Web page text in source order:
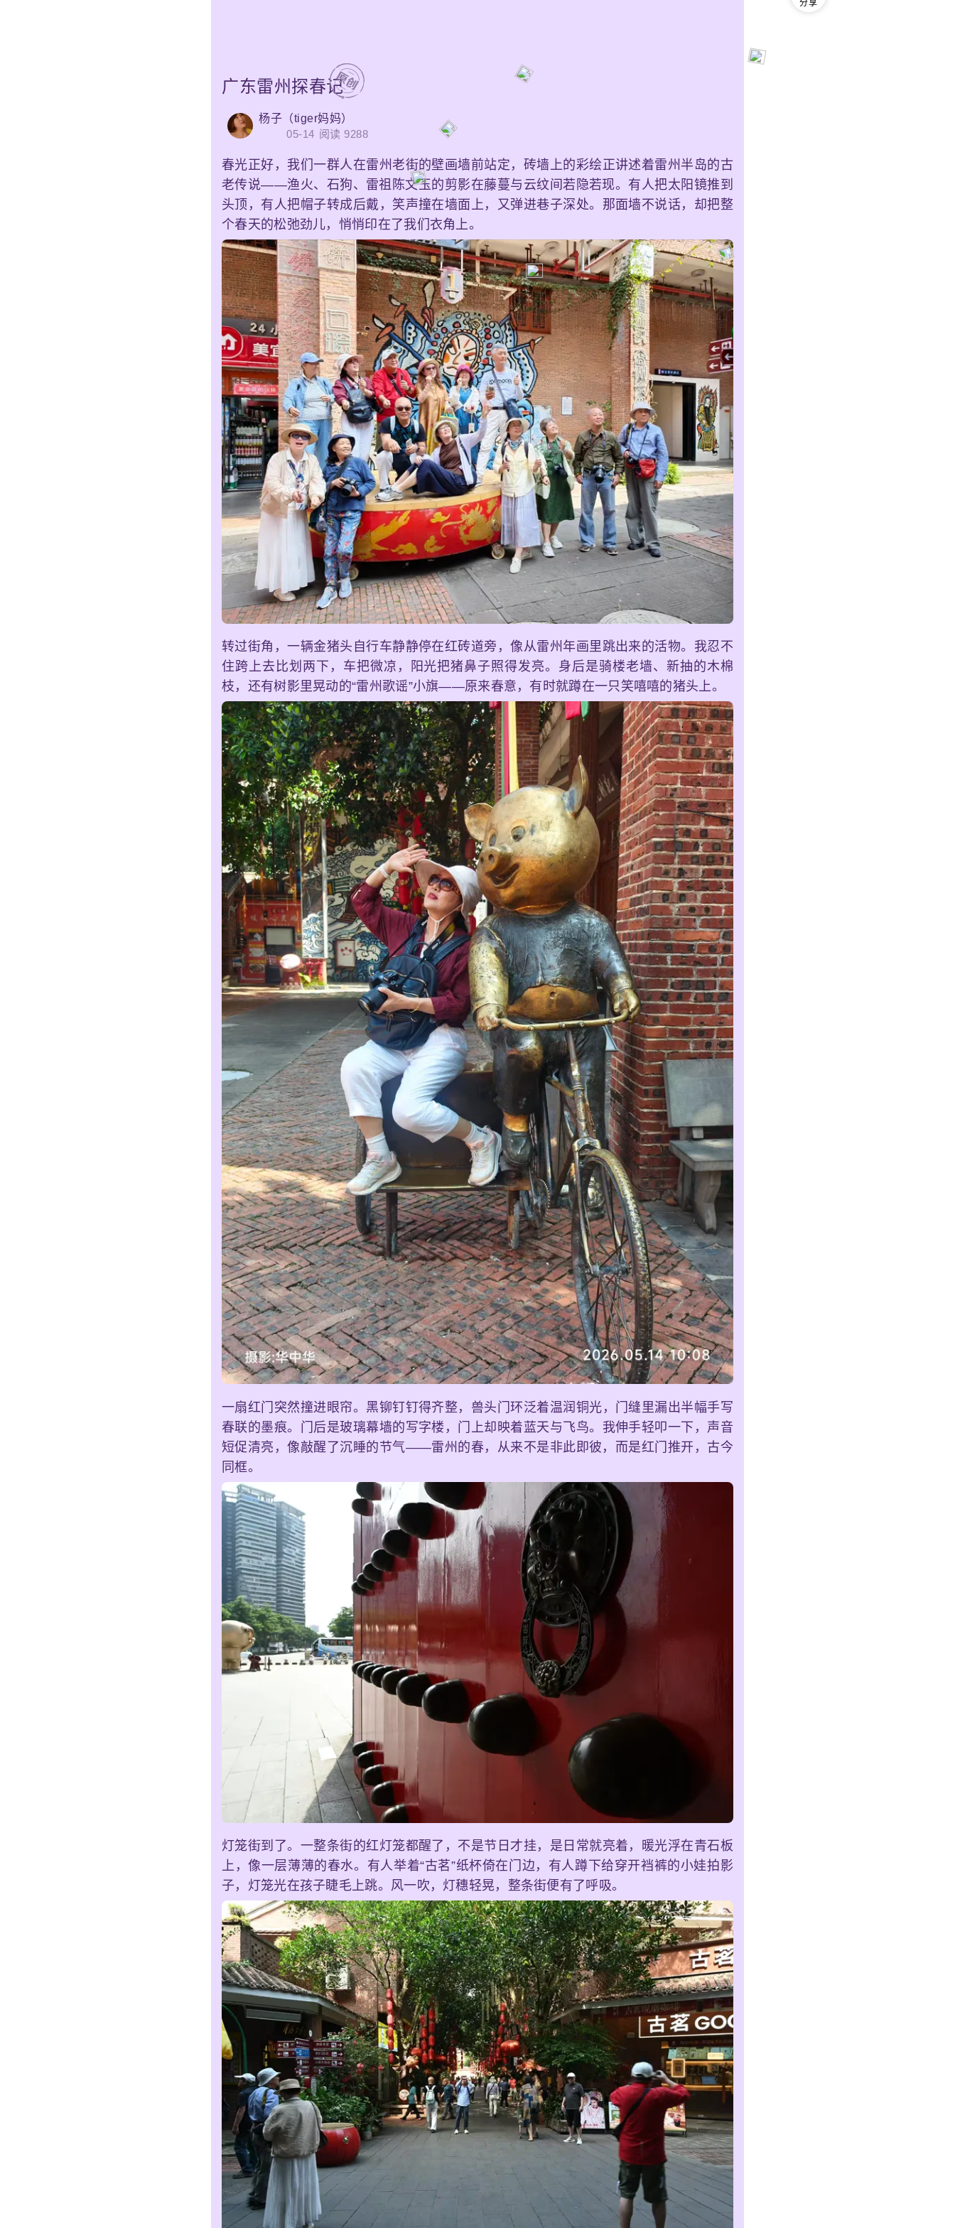
广东雷州探春记
杨子（tiger妈妈）
05-14 阅读 9288
春光正好，我们一群人在雷州老街的壁画墙前站定，砖墙上的彩绘正讲述着雷州半岛的古
老传说——渔火、石狗、雷祖陈文玉的剪影在藤蔓与云纹间若隐若现。有人把太阳镜推到
头顶，有人把帽子转成后戴，笑声撞在墙面上，又弹进巷子深处。那面墙不说话，却把整
个春天的松弛劲儿，悄悄印在了我们衣角上。
转过街角，一辆金猪头自行车静静停在红砖道旁，像从雷州年画里跳出来的活物。我忍不
住跨上去比划两下，车把微凉，阳光把猪鼻子照得发亮。身后是骑楼老墙、新抽的木棉
枝，还有树影里晃动的“雷州歌谣”小旗——原来春意，有时就蹲在一只笑嘻嘻的猪头上。
一扇红门突然撞进眼帘。黑铆钉钉得齐整，兽头门环泛着温润铜光，门缝里漏出半幅手写
春联的墨痕。门后是玻璃幕墙的写字楼，门上却映着蓝天与飞鸟。我伸手轻叩一下，声音
短促清亮，像敲醒了沉睡的节气——雷州的春，从来不是非此即彼，而是红门推开，古今
同框。
灯笼街到了。一整条街的红灯笼都醒了，不是节日才挂，是日常就亮着，暖光浮在青石板
上，像一层薄薄的春水。有人举着“古茗”纸杯倚在门边，有人蹲下给穿开裆裤的小娃拍影
子，灯笼光在孩子睫毛上跳。风一吹，灯穗轻晃，整条街便有了呼吸。
分享